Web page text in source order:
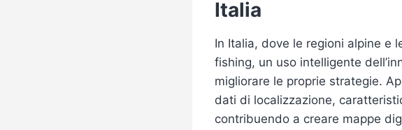
Italia
In Italia, dove le regioni alpine e
fishing, un uso intelligente
migliorare le proprie strategie.
dati di localizzazione,
contribuendo a creare mappe